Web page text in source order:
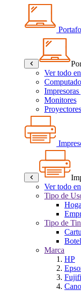
Ver todo
Monitores
Ver todo
Tipo de
Tipo de
Marca
HP